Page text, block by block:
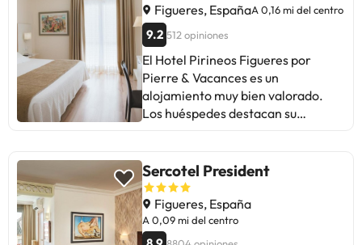
Figueres, EspañaA 0,16 mi del centro
9.2 512 opiniones
El Hotel Pirineos Figueres por
Pierre & Vacances es un
alojamiento muy bien valorado.
Los huéspedes destacan su
delicioso con muchas opciones. El
personal es atento y amable.
Algunos huéspedes mencionan que
el restaurante y el parking pueden
ser un poco caros. En general, es
Sercotel President
Figueres, España
A 0,09 mi del centro